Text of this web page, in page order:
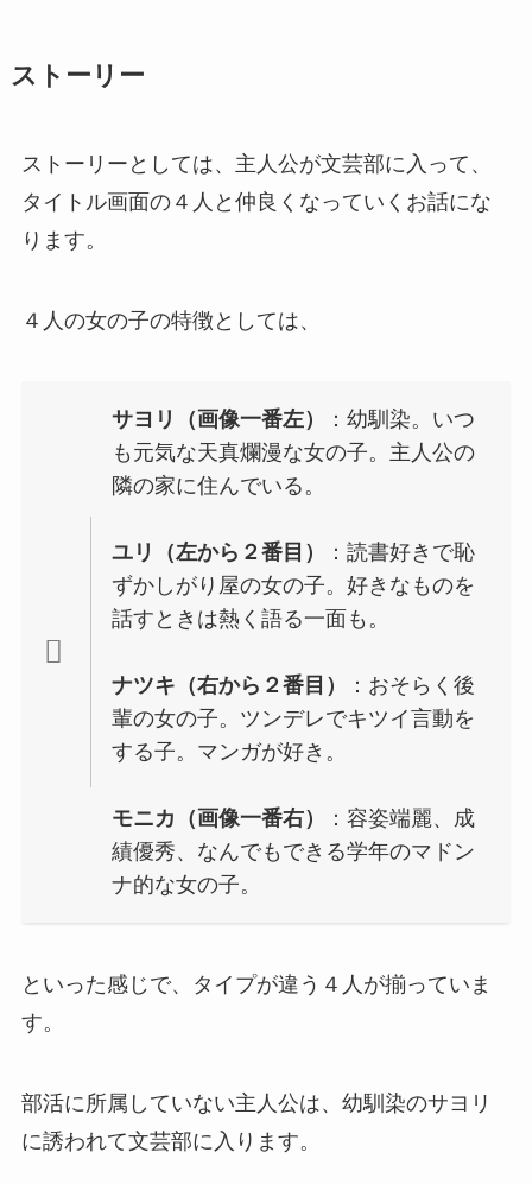
ストーリー
ストーリーとしては、主人公が文芸部に入って、
タイトル画面の４人と仲良くなっていくお話にな
ります。
４人の女の子の特徴としては、
サヨリ（画像一番左）
：幼馴染。いつ
も元気な天真爛漫な女の子。主人公の
隣の家に住んでいる。
ユリ（左から２番目）
：読書好きで恥
ずかしがり屋の女の子。好きなものを
話すときは熱く語る一面も。
ナツキ（右から２番目）
：おそらく後
輩の女の子。ツンデレでキツイ言動を
する子。マンガが好き。
モニカ（画像一番右）
：容姿端麗、成
績優秀、なんでもできる学年のマドン
ナ的な女の子。
といった感じで、タイプが違う４人が揃っていま
す。
部活に所属していない主人公は、幼馴染のサヨリ
に誘われて文芸部に入ります。